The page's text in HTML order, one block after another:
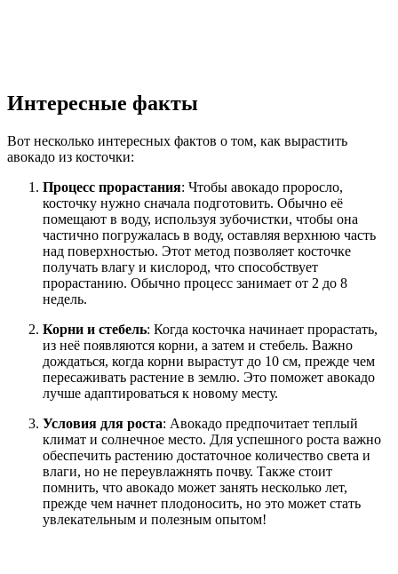
Интересные факты
Вот несколько интересных фактов о том, как вырастить
авокадо из косточки:
Процесс прорастания: Чтобы авокадо проросло,
косточку нужно сначала подготовить. Обычно её
помещают в воду, используя зубочистки, чтобы она
частично погружалась в воду, оставляя верхнюю часть
над поверхностью. Этот метод позволяет косточке
получать влагу и кислород, что способствует
прорастанию. Обычно процесс занимает от 2 до 8
недель.
Корни и стебель: Когда косточка начинает прорастать,
из неё появляются корни, а затем и стебель. Важно
дождаться, когда корни вырастут до 10 см, прежде чем
пересаживать растение в землю. Это поможет авокадо
лучше адаптироваться к новому месту.
Условия для роста: Авокадо предпочитает теплый
климат и солнечное место. Для успешного роста важно
обеспечить растению достаточное количество света и
влаги, но не переувлажнять почву. Также стоит
помнить, что авокадо может занять несколько лет,
прежде чем начнет плодоносить, но это может стать
увлекательным и полезным опытом!